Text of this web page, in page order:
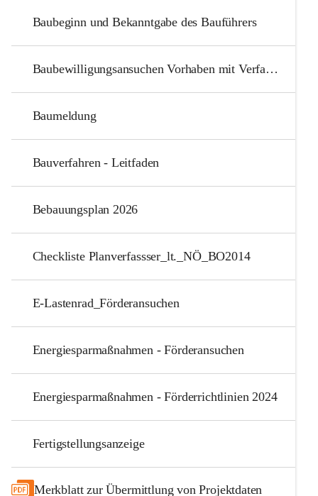
Baubeginn und Bekanntgabe des Bauführers
Baubewilligungsansuchen Vorhaben mit Verfahrenserleichterung_2025
Baumeldung
Bauverfahren - Leitfaden
Bebauungsplan 2026
Checkliste Planverfassser_lt._NÖ_BO2014
E-Lastenrad_Förderansuchen
Energiesparmaßnahmen - Förderansuchen
Energiesparmaßnahmen - Förderrichtlinien 2024
Fertigstellungsanzeige
Merkblatt zur Übermittlung von Projektdaten